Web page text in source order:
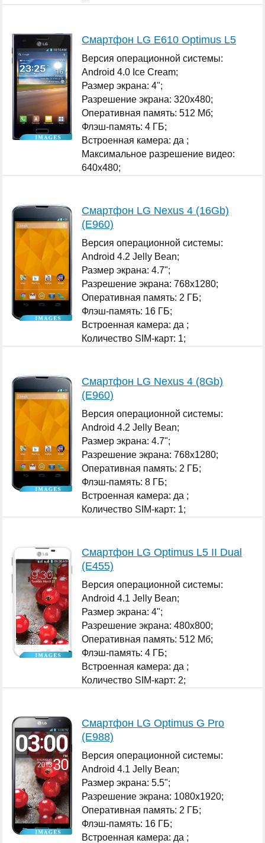
Смартфон LG E610 Optimus L5
Версия операционной системы:
Android 4.0 Ice Cream;
Размер экрана: 4";
Разрешение экрана: 320x480;
Оперативная память: 512 Мб;
Флэш-память: 4 ГБ;
Встроенная камера: да ;
Максимальное разрешение видео:
640x480;
Смартфон LG Nexus 4 (16Gb)
(E960)
Версия операционной системы:
Android 4.2 Jelly Bean;
Размер экрана: 4.7";
Разрешение экрана: 768x1280;
Оперативная память: 2 ГБ;
Флэш-память: 16 ГБ;
Встроенная камера: да ;
Количество SIM-карт: 1;
Смартфон LG Nexus 4 (8Gb)
(E960)
Версия операционной системы:
Android 4.2 Jelly Bean;
Размер экрана: 4.7";
Разрешение экрана: 768x1280;
Оперативная память: 2 ГБ;
Флэш-память: 8 ГБ;
Встроенная камера: да ;
Количество SIM-карт: 1;
Смартфон LG Optimus L5 II Dual
(E455)
Версия операционной системы:
Android 4.1 Jelly Bean;
Размер экрана: 4";
Разрешение экрана: 480x800;
Оперативная память: 512 Мб;
Флэш-память: 4 ГБ;
Встроенная камера: да ;
Количество SIM-карт: 2;
Смартфон LG Optimus G Pro
(E988)
Версия операционной системы:
Android 4.1 Jelly Bean;
Размер экрана: 5.5";
Разрешение экрана: 1080x1920;
Оперативная память: 2 ГБ;
Флэш-память: 16 ГБ;
Встроенная камера: да ;